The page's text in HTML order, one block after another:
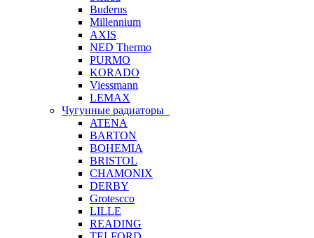
Buderus
Millennium
AXIS
NED Thermo
PURMO
KORADO
Viessmann
LEMAX
Чугунные радиаторы
ATENA
BARTON
BOHEMIA
BRISTOL
CHAMONIX
DERBY
Grotescco
LILLE
READING